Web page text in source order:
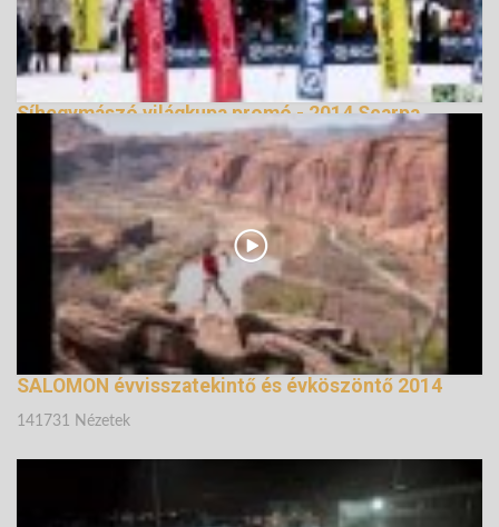
Síhegymászó világkupa promó - 2014 Scarpa
ISMF World Cup
138389 Nézetek
SALOMON évvisszatekintő és évköszöntő 2014
141731 Nézetek